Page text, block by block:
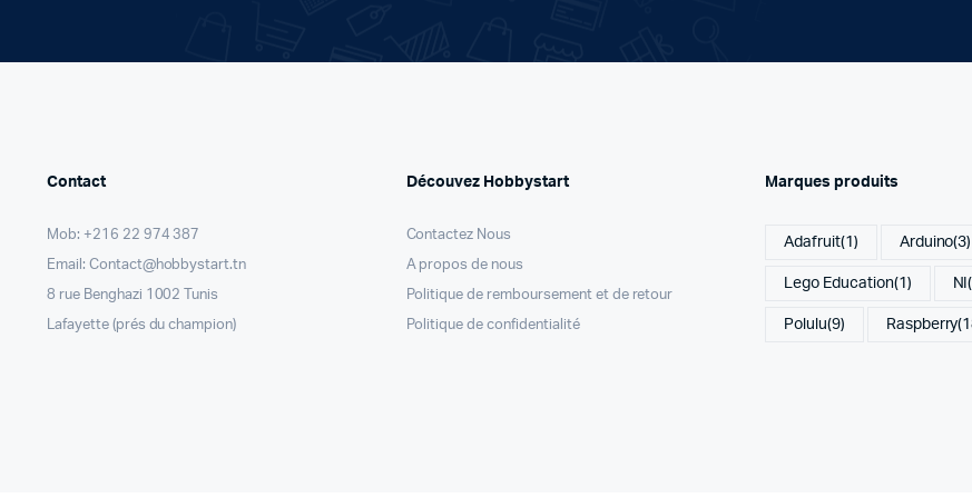
Contact
Mob: +216 22 974 387
Email: Contact@hobbystart.tn
8 rue Benghazi 1002 Tunis
Lafayette (prés du champion)
Découvez Hobbystart
Contactez Nous
A propos de nous
Politique de remboursement et de retour
Politique de confidentialité
Marques produits
Adafruit(1) Arduino(3)
Lego Education(1) NI
Polulu(9) Raspberry